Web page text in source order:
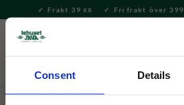
Consent Details
Meny
Frakt 39 KR Fri frakt över 399
Bryggning & Tillbehör